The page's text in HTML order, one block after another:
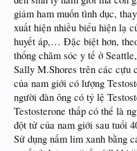
giảm ham muốn tình dục,
xuất hiện nhiều biểu hiện lạ
huyết áp,… Đặc biệt hơn,
thống chăm sóc y tế ở
Sally M.Shores trên các cựu
của nam giới có lượng
người đàn ông có tỷ lệ
Testosterone thấp có thể là
đột tử của nam giới sau tuổi
Sử dụng nấm lim xanh bằng